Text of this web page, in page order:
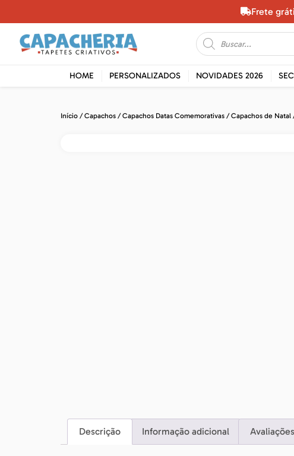
Frete
HOME PERSONALIZADOS NOVIDADES 2026
Início /Capachos /Capachos Datas Comemorativas /Capachos de Natal
Descrição Informação adicional